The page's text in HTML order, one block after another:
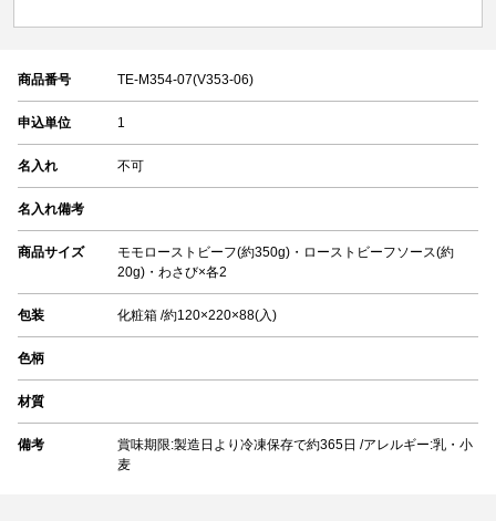
商品番号 TE-M354-07(V353-06)
申込単位 1
名入れ 不可
名入れ備考
商品サイズ
モモローストビーフ(約350g)・ローストビーフソース(約
20g)・わさび×各2
包装 化粧箱 /約120×220×88(入)
色柄
材質
備考
賞味期限:製造日より冷凍保存で約365日 /アレルギー:乳・小
麦